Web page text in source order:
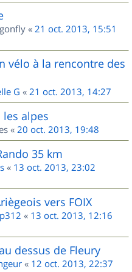
« 21 oct. 2013, 15:51
vélo à la rencontre des
G « 21 oct. 2013, 14:27
alpes
« 20 oct. 2013, 19:48
35 km
« 13 oct. 2013, 23:02
vers FOIX
« 13 oct. 2013, 12:16
dessus de Fleury
« 12 oct. 2013, 22:37